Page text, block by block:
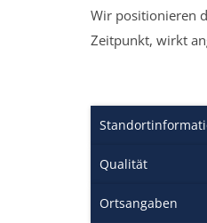
Wir positionieren
Zeitpunkt, wirkt
Qualität
Ortsangaben